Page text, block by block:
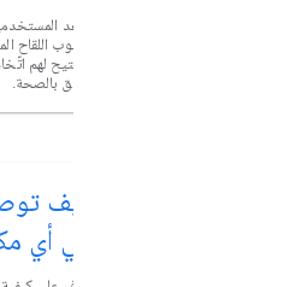
ساعِد
وحبوب اللقاح
ما يتيح لهم
يتعلّق بالصحة.
في أي